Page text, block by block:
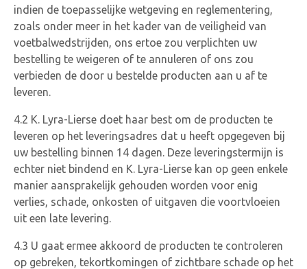
indien de toepasselijke wetgeving en reglementering,
zoals onder meer in het kader van de veiligheid van
voetbalwedstrijden, ons ertoe zou verplichten uw
bestelling te weigeren of te annuleren of ons zou
verbieden de door u bestelde producten aan u af te
leveren.
4.2 K. Lyra-Lierse doet haar best om de producten te
leveren op het leveringsadres dat u heeft opgegeven bij
uw bestelling binnen 14 dagen. Deze leveringstermijn is
echter niet bindend en K. Lyra-Lierse kan op geen enkele
manier aansprakelijk gehouden worden voor enig
verlies, schade, onkosten of uitgaven die voortvloeien
uit een late levering.
4.3 U gaat ermee akkoord de producten te controleren
op gebreken, tekortkomingen of zichtbare schade op het